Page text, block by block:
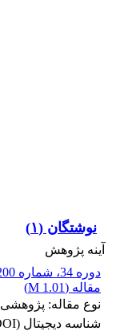
نوشتگان (۱)
آینه پژوهش
دوره 34، شماره 200
مقاله (1.01 M
)
نوع مقاله: پژوهشی
شناسه دیجیتال (DOI):